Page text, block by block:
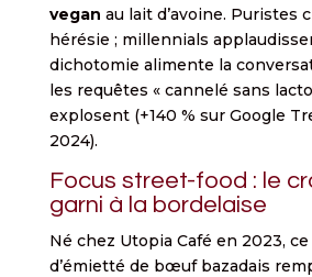
vegan au lait d’avoine. Puristes
hérésie ; millennials
dichotomie alimente la
les requêtes « cannelé sans
explosent (+140 % sur Google
2024).
Focus street-food : le
garni à la bordelaise
Né chez Utopia Café en 2023,
d’émietté de bœuf bazadais